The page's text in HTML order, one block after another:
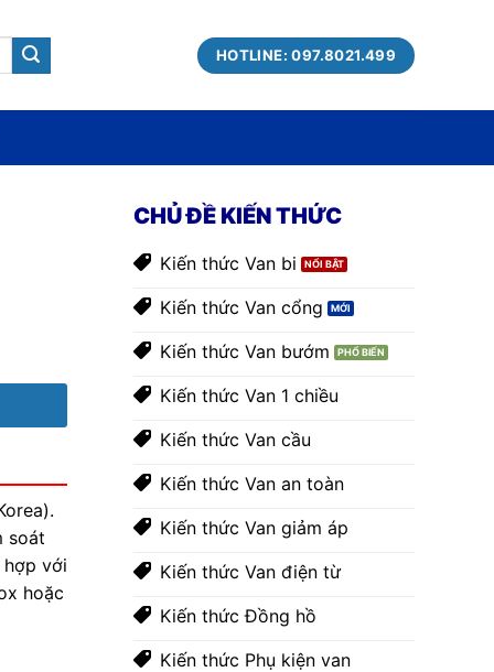
HOTLINE: 097.8021.499
soát
với
hoặc
CHỦ ĐỀ KIẾN THỨC
Kiến thức Van bi
Kiến thức Van cổng
Kiến thức Van bướm
Kiến thức Van 1 chiều
Kiến thức Van cầu
Kiến thức Van an toàn
Kiến thức Van giảm áp
Kiến thức Van điện từ
Kiến thức Đồng hồ
Kiến thức Phụ kiện van